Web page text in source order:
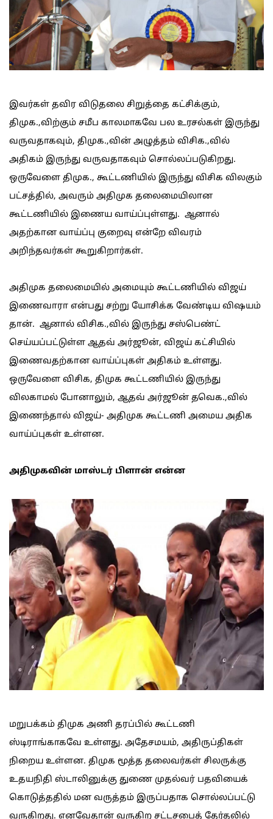
இவர்கள் தவிர விடுதலை சிறுத்தை கட்சிக்கும்,
திமுக.,விற்கும் சமீப காலமாகவே பல உரசல்கள் இருந்து
வருவதாகவும், திமுக.,வின் அழுத்தம் விசிக.,வில்
அதிகம் இருந்து வருவதாகவும் சொல்லப்படுகிறது.
ஒருவேளை திமுக., கூட்டணியில் இருந்து விசிக விலகும்
பட்சத்தில், அவரும் அதிமுக தலைமையிலான
கூட்டணியில் இணைய வாய்ப்புள்ளது. ஆனால்
அதற்கான வாய்ப்பு குறைவு என்றே விவரம்
அறிந்தவர்கள் கூறுகிறார்கள்.
அதிமுக தலைமையில் அமையும் கூட்டணியில் விஜய்
இணைவாரா என்பது சற்று யோசிக்க வேண்டிய விஷயம்
தான். ஆனால் விசிக.,வில் இருந்து சஸ்பெண்ட்
செய்யப்பட்டுள்ள ஆதவ் அர்ஜூன், விஜய் கட்சியில்
இணைவதற்கான வாய்ப்புகள் அதிகம் உள்ளது.
ஒருவேளை விசிக, திமுக கூட்டணியில் இருந்து
விலகாமல் போனாலும், ஆதவ் அர்ஜூன் தவெக.,வில்
இணைந்தால் விஜய்- அதிமுக கூட்டணி அமைய அதிக
வாய்ப்புகள் உள்ளன.
அதிமுகவின் மாஸ்டர் பிளான் என்ன
மறுபக்கம் திமுக அணி தரப்பில் கூட்டணி
ஸ்டிராங்காகவே உள்ளது. அதேசமயம், அதிருப்திகள்
நிறைய உள்ளன. திமுக மூத்த தலைவர்கள் சிலருக்கு
உதயநிதி ஸ்டாலினுக்கு துணை முதல்வர் பதவியைக்
கொடுத்ததில் மன வருத்தம் இருப்பதாக சொல்லப்பட்டு
வருகிறது. எனவேதான் வருகிற சட்டசபைத் தேர்தலில்